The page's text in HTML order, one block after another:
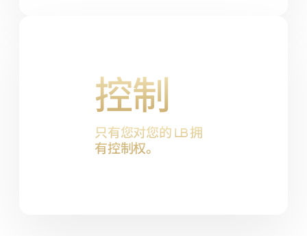
控制
只有您对您的 LB拥
有控制权。